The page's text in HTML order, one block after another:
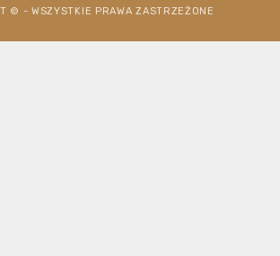
© - WSZYSTKIE PRAWA ZASTRZEŻONE